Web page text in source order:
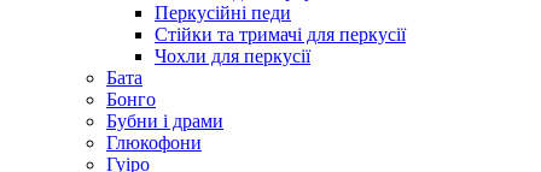
Перкусійні педи
Стійки та тримачі для перкусії
Чохли для перкусії
Бата
Бонго
Бубни і драми
Глюкофони
Гуіро